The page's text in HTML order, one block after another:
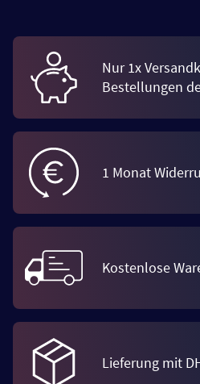
Nur 1x
Bestellungen
1 Monat
Kostenlose
Lieferung mit